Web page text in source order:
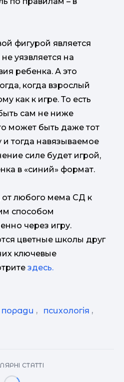
фигурой является
уязвляется на
ребенка. А это
когда взрослый
как к игре. То есть
сам не ниже
может быть даже тот
тогда навязываемое
силе будет игрой,
в «синий» формат.
от любого мема СД к
способом
через игру.
цветные школы друг
ключевые
здесь.
поради , психологія ,
СТАТТІ